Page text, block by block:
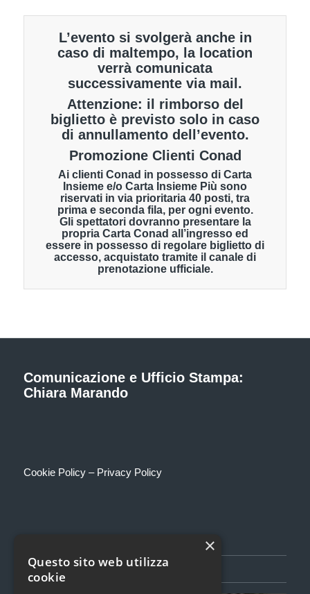
L’evento si svolgerà anche in
caso di maltempo, la location
verrà comunicata
successivamente via mail.
Attenzione: il rimborso del
biglietto è previsto solo in caso
di annullamento dell’evento.
Promozione Clienti Conad
Ai clienti Conad in possesso di Carta
Insieme e/o Carta Insieme Più sono
riservati in via prioritaria 40 posti, tra
prima e seconda fila, per ogni evento.
Gli spettatori dovranno presentare la
propria Carta Conad all’ingresso ed
essere in possesso di regolare biglietto di
accesso, acquistato tramite il canale di
prenotazione ufficiale.
Comunicazione e Ufficio Stampa:
Chiara Marando
Cookie Policy– Privacy Policy
SEGUICI SU FACEBOOK
×
Questo sito web utilizza
cookie